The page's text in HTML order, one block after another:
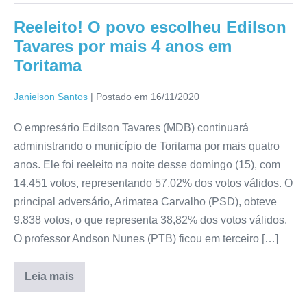
Reeleito! O povo escolheu Edilson
Tavares por mais 4 anos em
Toritama
Janielson Santos | Postado em 16/11/2020
O empresário Edilson Tavares (MDB) continuará
administrando o município de Toritama por mais quatro
anos. Ele foi reeleito na noite desse domingo (15), com
14.451 votos, representando 57,02% dos votos válidos. O
principal adversário, Arimatea Carvalho (PSD), obteve
9.838 votos, o que representa 38,82% dos votos válidos.
O professor Andson Nunes (PTB) ficou em terceiro […]
Leia mais